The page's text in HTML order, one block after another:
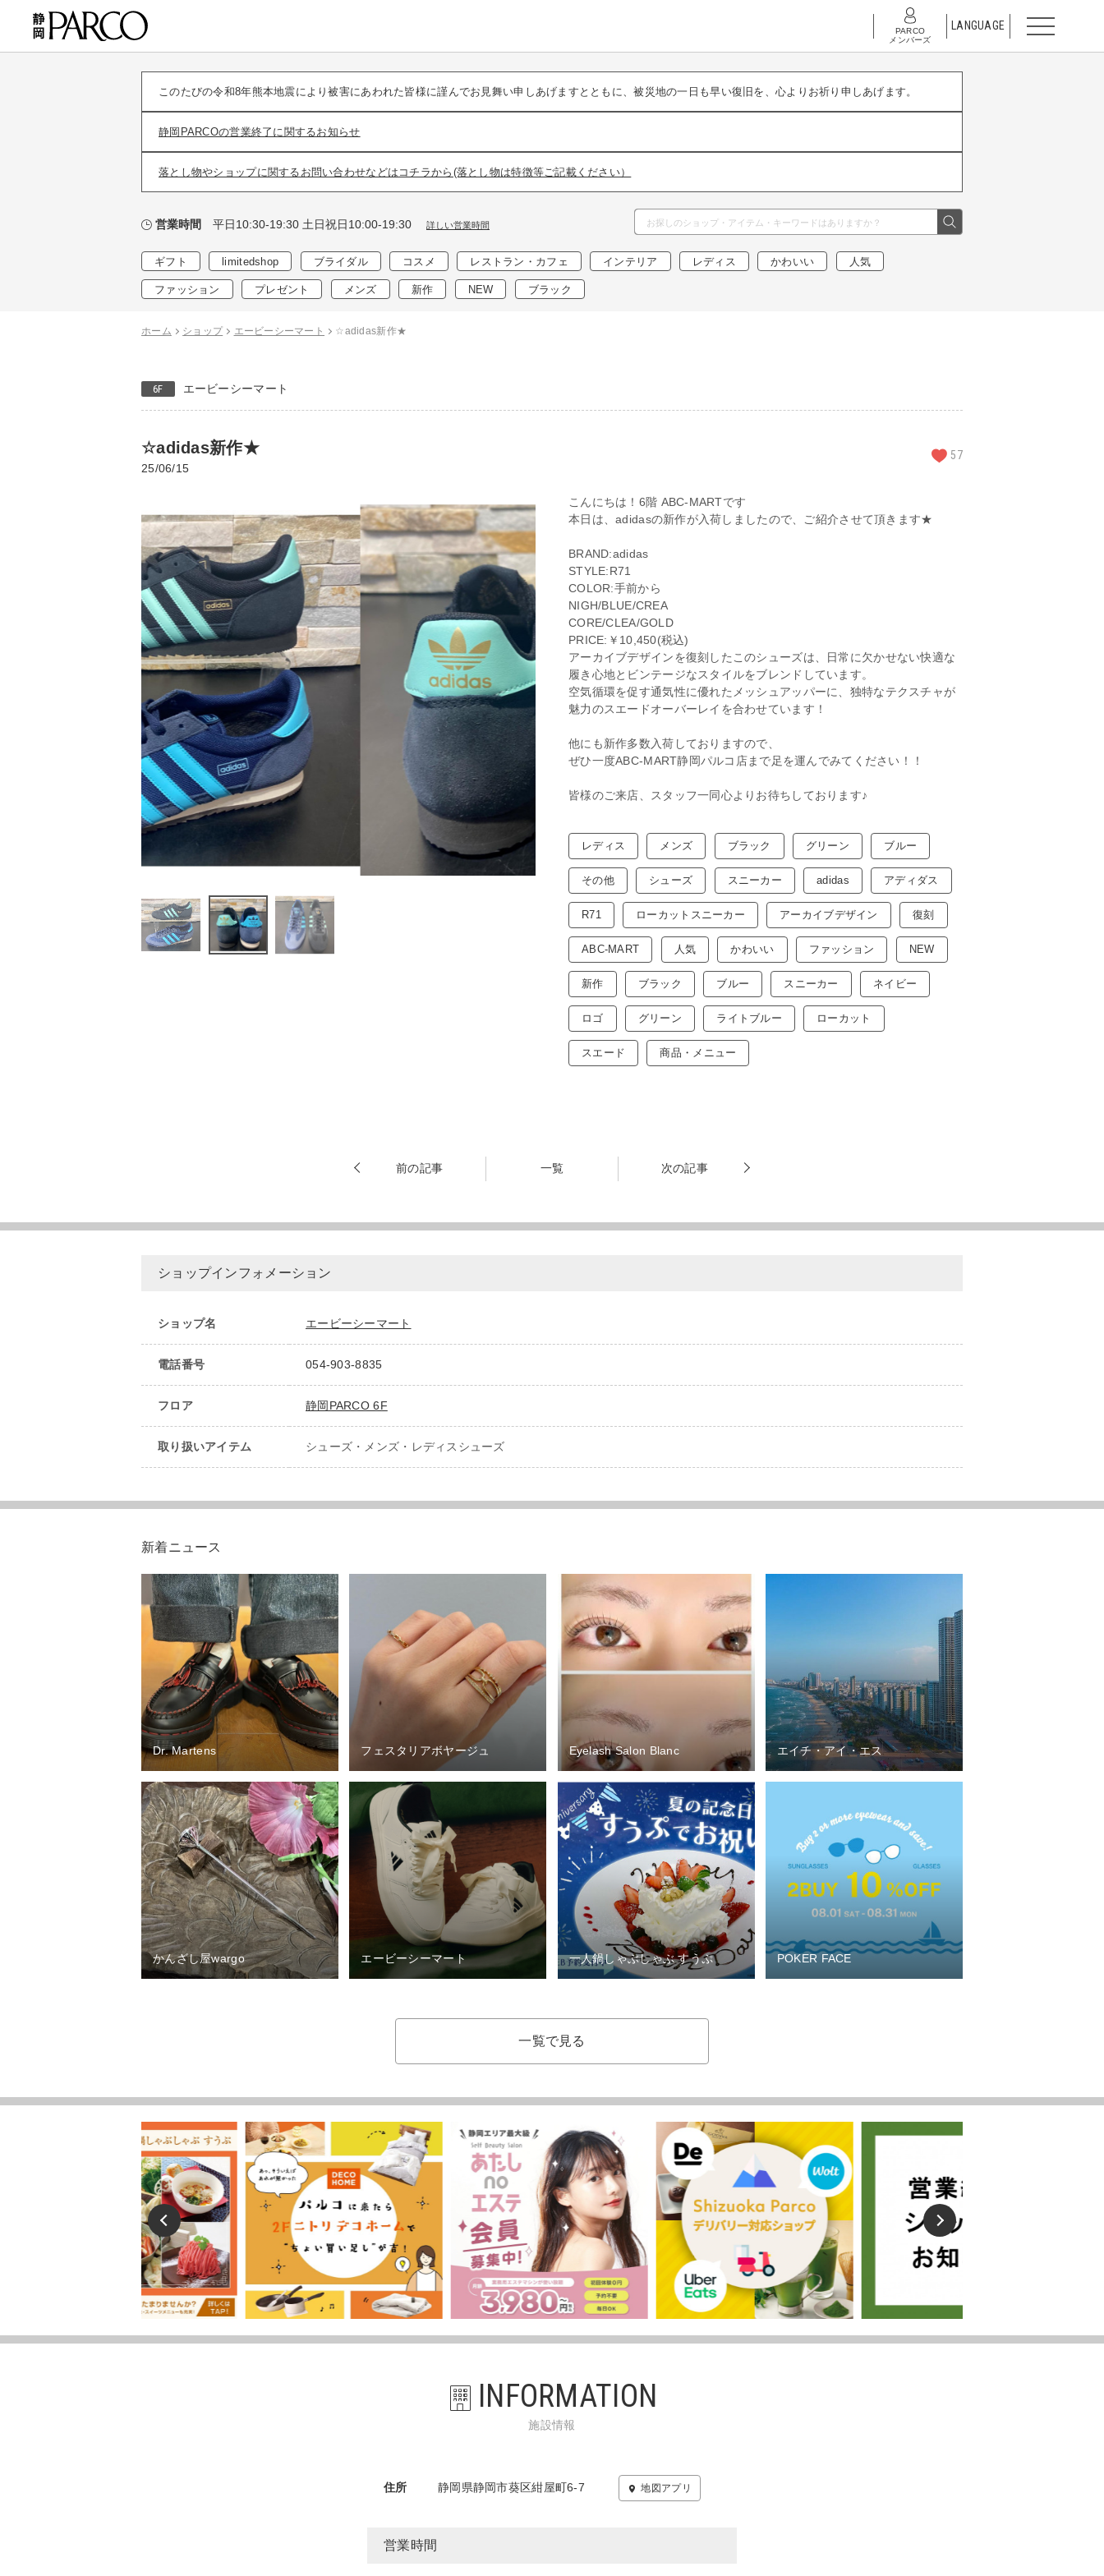
PARCO
メンバーズ
LANGUAGE
このたびの令和8年熊本地震により被害にあわれた皆様に謹んでお見舞い申しあげますとともに、被災地の一日も早い復旧を、心よりお祈り申しあげます。
静岡PARCOの営業終了に関するお知らせ
落とし物やショップに関するお問い合わせなどはコチラから(落とし物は特徴等ご記載ください）
営業時間 平日10:30-19:30 土日祝日10:00-19:30 詳しい営業時間
ギフト limitedshop ブライダル コスメ レストラン・カフェ インテリア レディス かわいい 人気
ファッション プレゼント メンズ 新作 NEW ブラック
ホーム ショップ エービーシーマート ☆adidas新作★
6F エービーシーマート
☆adidas新作★
25/06/15
57
こんにちは！6階 ABC-MARTです
本日は、adidasの新作が入荷しましたので、ご紹介させて頂きます★
BRAND:adidas
STYLE:R71
COLOR:手前から
NIGH/BLUE/CREA
CORE/CLEA/GOLD
PRICE:￥10,450(税込)
アーカイブデザインを復刻したこのシューズは、日常に欠かせない快適な
履き心地とビンテージなスタイルをブレンドしています。
空気循環を促す通気性に優れたメッシュアッパーに、独特なテクスチャが
魅力のスエードオーバーレイを合わせています！
他にも新作多数入荷しておりますので、
ぜひ一度ABC-MART静岡パルコ店まで足を運んでみてください！！
皆様のご来店、スタッフ一同心よりお待ちしております♪
レディス メンズ ブラック グリーン ブルー
その他 シューズ スニーカー adidas アディダス
R71 ローカットスニーカー アーカイブデザイン 復刻
ABC-MART 人気 かわいい ファッション NEW
新作 ブラック ブルー スニーカー ネイビー
ロゴ グリーン ライトブルー ローカット
スエード 商品・メニュー
前の記事 一覧 次の記事
ショップインフォメーション
ショップ名 エービーシーマート
電話番号 054-903-8835
フロア 静岡PARCO 6F
取り扱いアイテム シューズ・メンズ・レディスシューズ
新着ニュース
Dr. Martens フェスタリアボヤージュ Eyelash Salon Blanc エイチ・アイ・エス
かんざし屋wargo エービーシーマート 一人鍋しゃぶしゃぶ すうぷ POKER FACE
一覧で見る
INFORMATION
施設情報
住所 静岡県静岡市葵区紺屋町6-7 地図アプリ
営業時間